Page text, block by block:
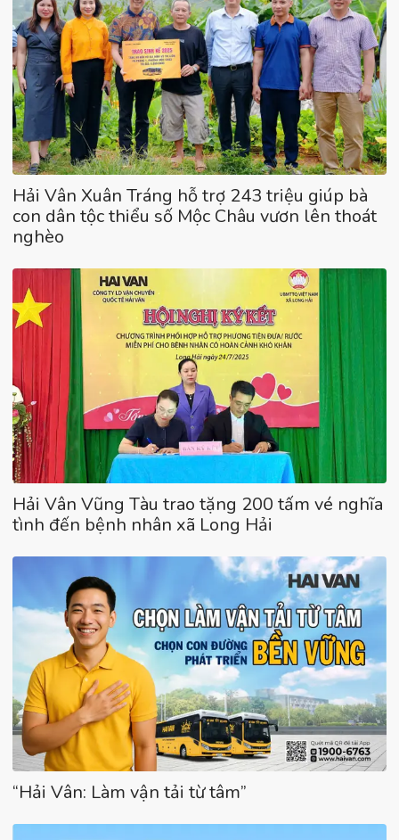
Hải Vân Xuân Tráng hỗ trợ 243 triệu giúp bà
con dân tộc thiểu số Mộc Châu vươn lên thoát
nghèo
Hải Vân Vũng Tàu trao tặng 200 tấm vé nghĩa
tình đến bệnh nhân xã Long Hải
“Hải Vân: Làm vận tải từ tâm”